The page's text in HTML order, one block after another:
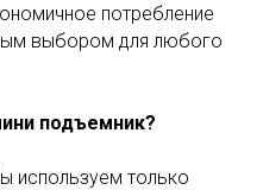
потребление
выбором для любого
подъемник?
используем только